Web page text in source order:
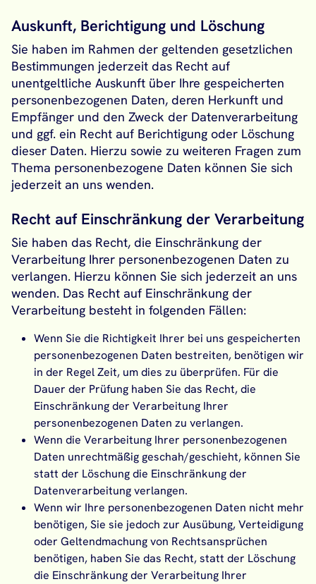
Auskunft, Berichtigung und Löschung
Sie haben im Rahmen der geltenden gesetzlichen
Bestimmungen jederzeit das Recht auf
unentgeltliche Auskunft über Ihre gespeicherten
personenbezogenen Daten, deren Herkunft und
Empfänger und den Zweck der Datenverarbeitung
und ggf. ein Recht auf Berichtigung oder Löschung
dieser Daten. Hierzu sowie zu weiteren Fragen zum
Thema personenbezogene Daten können Sie sich
jederzeit an uns wenden.
Recht auf Einschränkung der Verarbeitung
Sie haben das Recht, die Einschränkung der
Verarbeitung Ihrer personenbezogenen Daten zu
verlangen. Hierzu können Sie sich jederzeit an uns
wenden. Das Recht auf Einschränkung der
Verarbeitung besteht in folgenden Fällen:
Wenn Sie die Richtigkeit Ihrer bei uns gespeicherten
personenbezogenen Daten bestreiten, benötigen wir
in der Regel Zeit, um dies zu überprüfen. Für die
Dauer der Prüfung haben Sie das Recht, die
Einschränkung der Verarbeitung Ihrer
personenbezogenen Daten zu verlangen.
Wenn die Verarbeitung Ihrer personenbezogenen
Daten unrechtmäßig geschah/geschieht, können Sie
statt der Löschung die Einschränkung der
Datenverarbeitung verlangen.
Wenn wir Ihre personenbezogenen Daten nicht mehr
benötigen, Sie sie jedoch zur Ausübung, Verteidigung
oder Geltendmachung von Rechtsansprüchen
benötigen, haben Sie das Recht, statt der Löschung
die Einschränkung der Verarbeitung Ihrer